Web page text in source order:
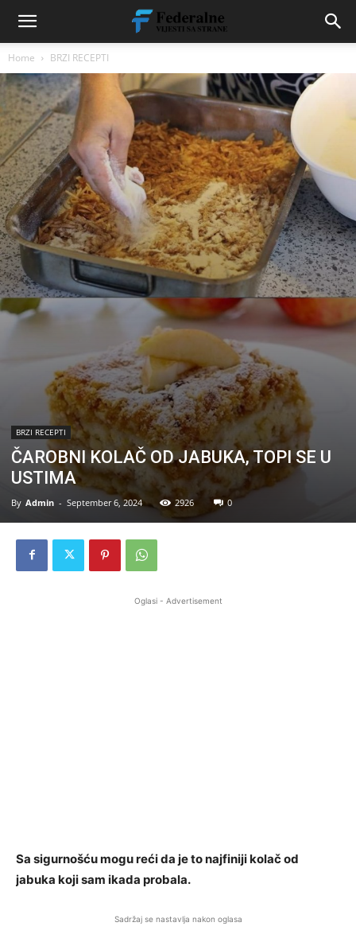
Home BRZI RECEPTI
BRZI RECEPTI
ČAROBNI KOLAČ OD JABUKA, TOPI SE U
USTIMA
By Admin - September 6, 2024 2926 0
Oglasi - Advertisement
Sa sigurnošću mogu reći da je to najfiniji kolač od
jabuka koji sam ikada probala.
Sadržaj se nastavlja nakon oglasa